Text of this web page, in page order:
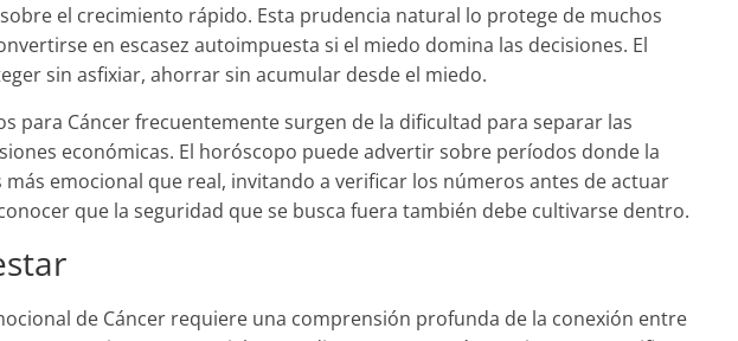
el crecimiento rápido. Esta prudencia natural lo protege de muchos
en escasez autoimpuesta si el miedo domina las decisiones. El
sin asfixiar, ahorrar sin acumular desde el miedo.
para Cáncer frecuentemente surgen de la dificultad para separar las
económicas. El horóscopo puede advertir sobre períodos donde la
más emocional que real, invitando a verificar los números antes de actuar
que la seguridad que se busca fuera también debe cultivarse dentro.
de Cáncer requiere una comprensión profunda de la conexión entre